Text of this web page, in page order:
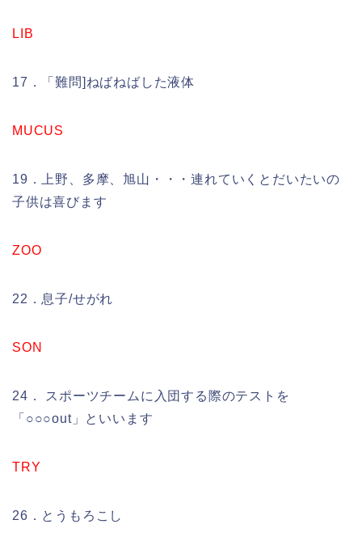
LIB
17．「難問]ねばねばした液体
MUCUS
19．上野、多摩、旭山・・・連れていくとだいたいの
子供は喜びます
ZOO
22．息子/せがれ
SON
24． スポーツチームに入団する際のテストを
「○○○out」といいます
TRY
26．とうもろこし